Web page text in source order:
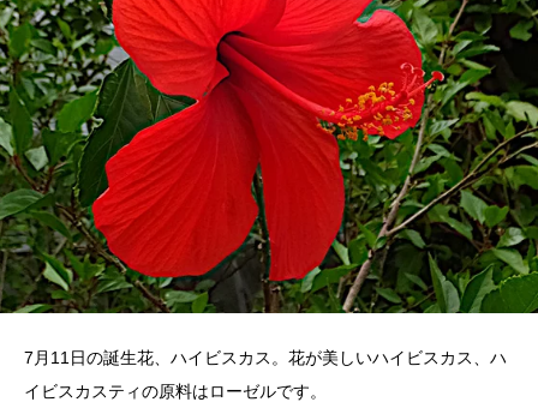
7月11日の誕生花、ハイビスカス。花が美しいハイビスカス、ハ
イビスカスティの原料はローゼルです。